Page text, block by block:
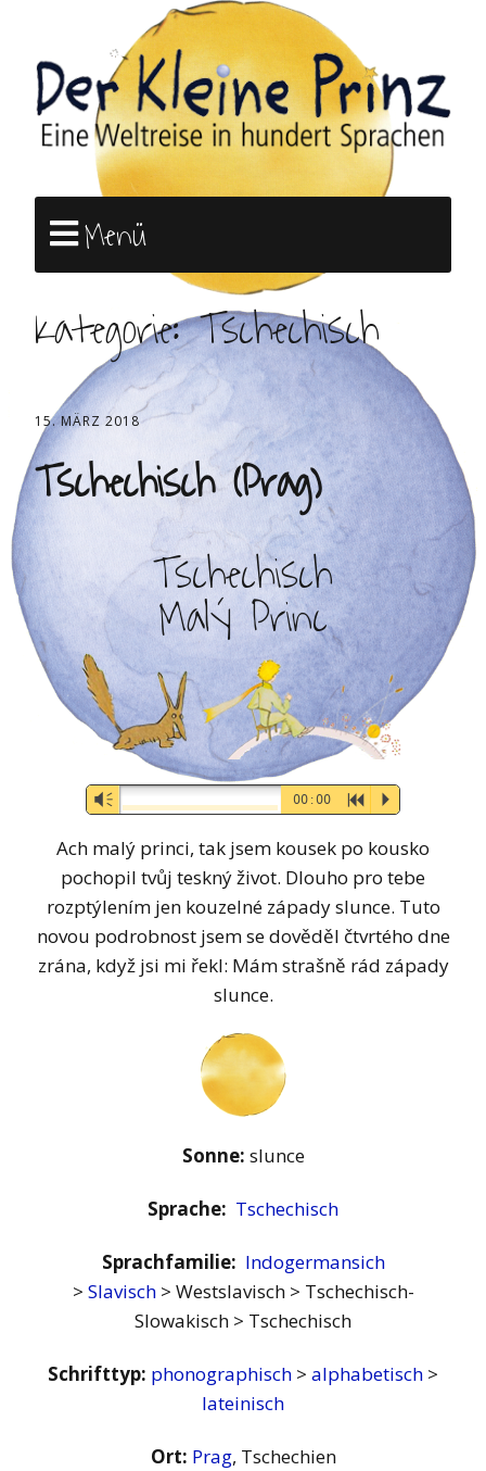
Menü
Kategorie:Tschechisch
15. MÄRZ 2018
Tschechisch (Prag)
Tschechisch
Malý Princ
Audio-
Vm 00:00 R P
Ach malý princi, tak jsem kousek po kousko
pochopil tvůj teskný život. Dlouho pro tebe
rozptýlením jen kouzelné západy slunce. Tuto
novou podrobnost jsem se dověděl čtvrtého dne
zrána, když jsi mi řekl: Mám strašně rád západy
slunce.
Sonne: slunce
Sprache: Tschechisch
Sprachfamilie: Indogermansich
> Slavisch > Westslavisch > Tschechisch-
Slowakisch > Tschechisch
Schrifttyp: phonographisch > alphabetisch >
lateinisch
Ort: Prag, Tschechien